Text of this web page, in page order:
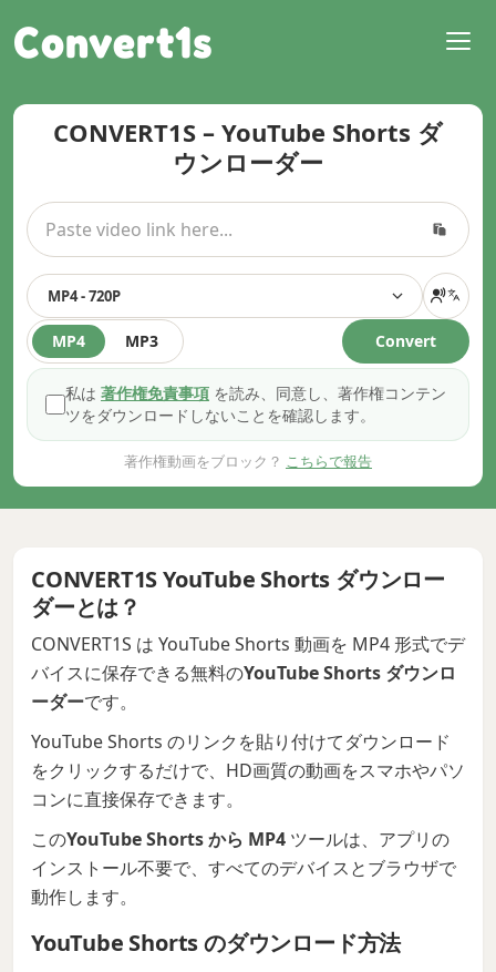
Convert1s
CONVERT1S – YouTube Shorts ダ
ウンローダー
MP4 MP3
MP4 - 720P
Convert
私は 著作権免責事項 を読み、同意し、著作権コンテン
ツをダウンロードしないことを確認します。
著作権動画をブロック？ こちらで報告
CONVERT1S YouTube Shorts ダウンロー
ダーとは？
CONVERT1S は YouTube Shorts 動画を MP4 形式でデ
バイスに保存できる無料のYouTube Shorts ダウンロ
ーダーです。
YouTube Shorts のリンクを貼り付けてダウンロード
をクリックするだけで、HD画質の動画をスマホやパソ
コンに直接保存できます。
このYouTube Shorts から MP4 ツールは、アプリの
インストール不要で、すべてのデバイスとブラウザで
動作します。
YouTube Shorts のダウンロード方法